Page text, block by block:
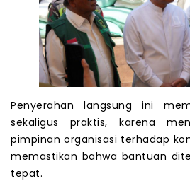
Penyerahan langsung ini
sekaligus praktis, karena
pimpinan organisasi terhadap
memastikan bahwa bantuan
tepat.